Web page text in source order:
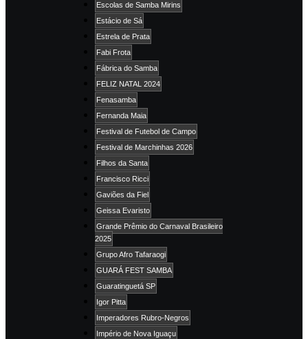
Escolas de Samba Mirins
Estácio de Sá
Estrela de Prata
Fabi Frota
Fábrica do Samba
FELIZ NATAL 2024
Fenasamba
Fernanda Maia
Festival de Futebol de Campo
Festival de Marchinhas 2026
Filhos da Santa
Francisco Ricci
Gaviões da Fiel
Geissa Evaristo
Grande Prêmio do Carnaval Brasileiro
2025
Grupo Afro Tafaraogi
GUARÁ FEST SAMBA
Guaratinguetá SP
Igor Pitta
Imperadores Rubro-Negros
Império de Nova Iguaçu